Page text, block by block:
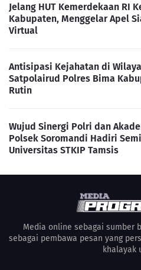
Jelang HUT Kemerdekaan RI
Kabupaten, Menggelar Apel
Virtual
Antisipasi Kejahatan di
Satpolairud Polres Bima
Rutin
Wujud Sinergi Polri dan
Polsek Soromandi Hadiri
Universitas STKIP Tamsis
Media online sebagai sumber
sebagai pembawa pesan yang
khalayak